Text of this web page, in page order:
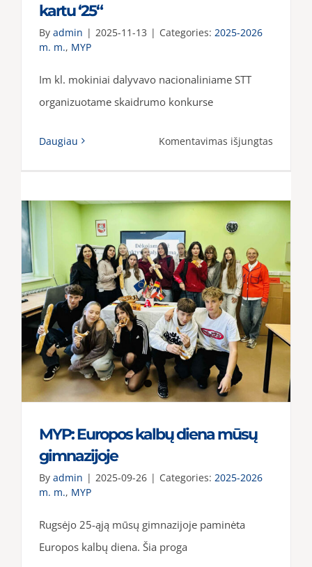
kartu ‘25“
By admin | 2025-11-13 | Categories: 2025-2026
m. m., MYP
Im kl. mokiniai dalyvavo nacionaliniame STT
organizuotame skaidrumo konkurse
Daugiau Komentavimas išjungtas
kuriame
kartu
MYP: Europos kalbų diena mūsų
gimnazijoje
By admin | 2025-09-26 | Categories: 2025-2026
m. m., MYP
Rugsėjo 25-ąją mūsų gimnazijoje paminėta
Europos kalbų diena. Šia proga